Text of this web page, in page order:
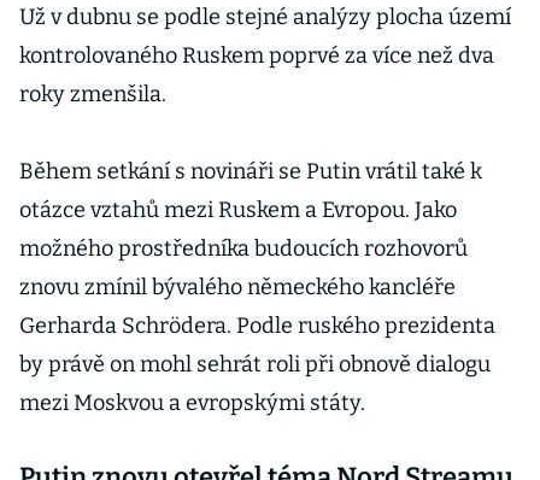
Už v dubnu se podle stejné analýzy plocha území
kontrolovaného Ruskem poprvé za více než dva
roky zmenšila.
Během setkání s novináři se Putin vrátil také k
otázce vztahů mezi Ruskem a Evropou. Jako
možného prostředníka budoucích rozhovorů
znovu zmínil bývalého německého kancléře
Gerharda Schrödera. Podle ruského prezidenta
by právě on mohl sehrát roli při obnově dialogu
mezi Moskvou a evropskými státy.